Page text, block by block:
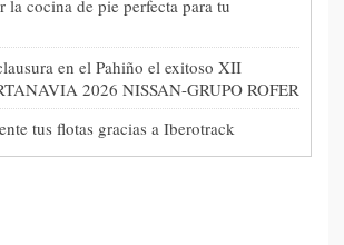
la cocina de pie perfecta para tu
en el Pahiño el exitoso XII
2026 NISSAN-GRUPO ROFER
tus flotas gracias a Iberotrack